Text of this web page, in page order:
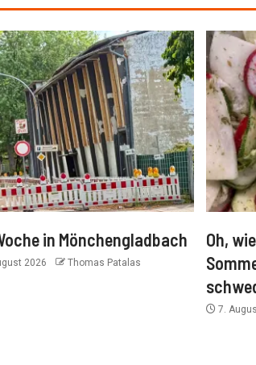
in Mönchengladbach
2026 Thomas Patalas
Oh,
7.